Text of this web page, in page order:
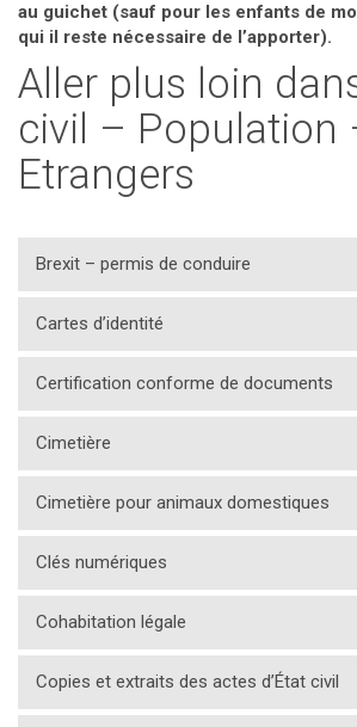
au guichet (sauf pour les enfants de
qui il reste nécessaire de l’apporter).
Aller plus loin
civil – Population
Etrangers
Brexit – permis de conduire
Cartes d’identité
Certification conforme de documents
Cimetière
Cimetière pour animaux domestiques
Clés numériques
Cohabitation légale
Copies et extraits des actes d’État civil